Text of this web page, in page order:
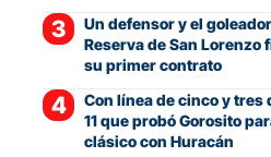
Un defensor y el
Reserva de San Lorenzo
su primer contrato
Con línea de cinco y tres
11 que probó Gorosito
clásico con Huracán